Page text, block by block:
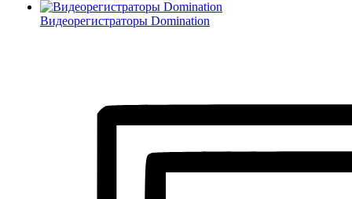
Видеорегистраторы Domination